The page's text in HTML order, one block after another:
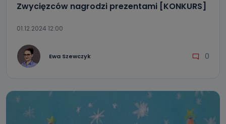
Zwycięzców nagrodzi prezentami [KONKURS]
01.12.2024 12:00
Ewa Szewczyk 0